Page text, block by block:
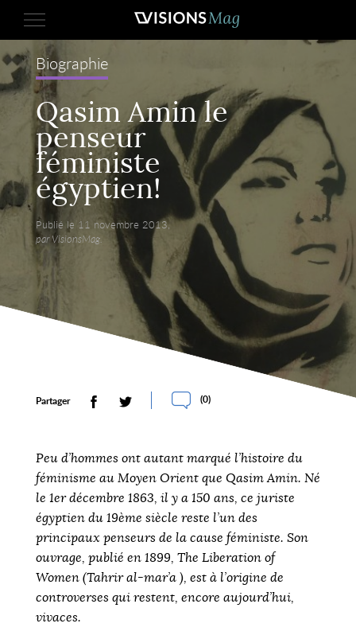
Biographie
Qasim Amin le
penseur
féministe
égyptien!
Publié le 11 novembre 2013,
par VisionsMag.
Partager (0)
Peu d’hommes ont autant marqué l’histoire du
féminisme au Moyen Orient que Qasim Amin. Né
le 1er décembre 1863, il y a 150 ans, ce juriste
égyptien du 19ème siècle reste l’un des
principaux penseurs de la cause féministe. Son
ouvrage, publié en 1899, The Liberation of
Women (Tahrir al-mar’a ), est à l’origine de
controverses qui restent, encore aujourd’hui,
vivaces.